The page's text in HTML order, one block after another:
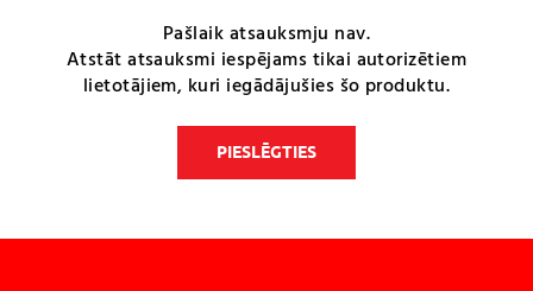
Pašlaik atsauksmju nav.
Atstāt atsauksmi iespējams tikai autorizētiem
lietotājiem, kuri iegādājušies šo produktu.
PIESLĒGTIES